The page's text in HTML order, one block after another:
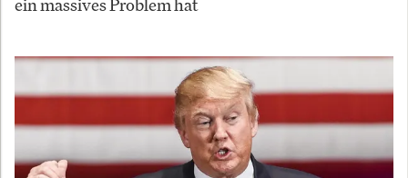
ein massives Problem hat